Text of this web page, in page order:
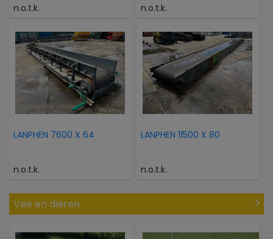
n.o.t.k.
n.o.t.k.
LANPHEN 7600 X 64
n.o.t.k.
LANPHEN 11500 X 80
n.o.t.k.
Vee en dieren